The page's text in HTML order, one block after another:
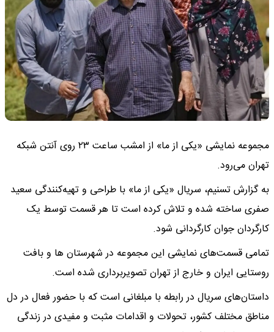
مجموعه نمایشی «یکی از ما» از امشب ساعت ۲۳ روی آنتن شبکه
تهران می‌رود.
به گزارش تسنیم، سریال «یکی از ما» با طراحی و تهیه‌کنندگی سعید
صفری ساخته شده و تلاش کرده است تا هر قسمت توسط یک
کارگردان جوان کارگردانی شود.
تمامی قسمت‌های نمایشی این مجموعه در شهرستان ها و بافت
روستایی ایران و خارج از تهران تصویربرداری شده است.
داستان‌های سریال در رابطه با مبلغانی است که با حضور فعال در دل
مناطق مختلف کشور، تحولات و اقدامات مثبت و مفیدی در زندگی